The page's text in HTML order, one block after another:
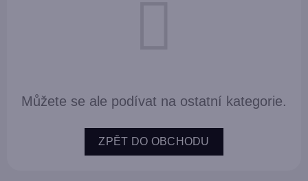
Můžete se ale podívat na ostatní kategorie.
ZPĚT DO OBCHODU